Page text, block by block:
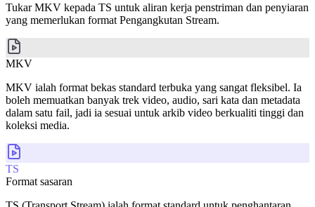
Tukar MKV kepada TS untuk aliran kerja penstriman dan penyiaran
yang memerlukan format Pengangkutan Stream.
MKV
MKV ialah format bekas standard terbuka yang sangat fleksibel. Ia
boleh memuatkan banyak trek video, audio, sari kata dan metadata
dalam satu fail, jadi ia sesuai untuk arkib video berkualiti tinggi dan
koleksi media.
TS
Format sasaran